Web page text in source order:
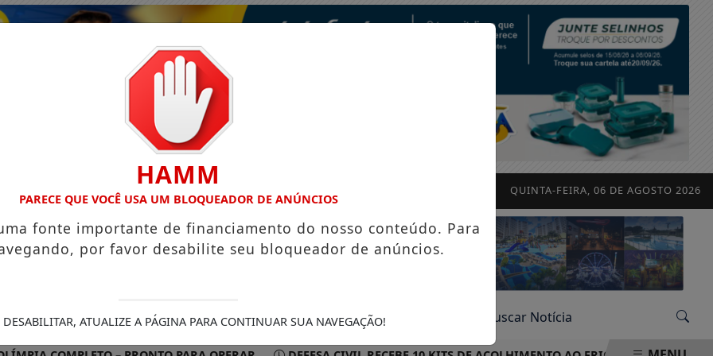
QUINTA-FEIRA, 06 DE AGOSTO 2026
VÍDEOS EVENTOS GASTRONOMIA
HAMM
PARECE QUE VOCÊ USA UM BLOQUEADOR DE ANÚNCIOS
fonte importante de financiamento do nosso conteúdo. Para
por favor desabilite seu bloqueador de anúncios.
DESABILITAR, ATUALIZE A PÁGINA PARA CONTINUAR SUA NAVEGAÇÃO!